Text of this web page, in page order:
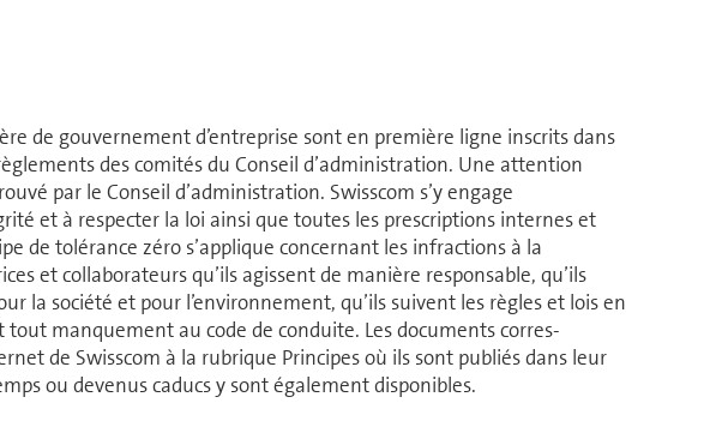
de gouvernement d’en­tre­prise sont en première ligne inscrits dans
des comités du Conseil d’ad­mi­nis­tra­tion. Une attention
par le Conseil d’ad­mi­nis­tra­tion. Swisscom s’y engage
et à respecter la loi ainsi que toutes les pres­crip­tions internes et
de tolérance zéro s’applique concernant les infractions à la
et col­la­bo­ra­teurs qu’ils agissent de manière res­pon­sable, qu’ils
la société et pour l’en­vi­ron­ne­ment, qu’ils suivent les règles et lois en
tout man­que­ment au code de conduite. Les documents cor­res­
de Swisscom à la rubrique Principes où ils sont publiés dans leur
ou devenus caducs y sont éga­le­ment dis­po­nibles.